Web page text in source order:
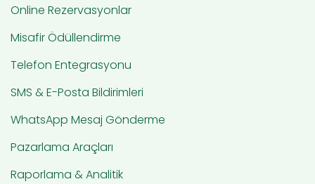
Online Rezervasyonlar
Misafir Ödüllendirme
Telefon Entegrasyonu
SMS & E-Posta Bildirimleri
WhatsApp Mesaj Gönderme
Pazarlama Araçları
Raporlama & Analitik